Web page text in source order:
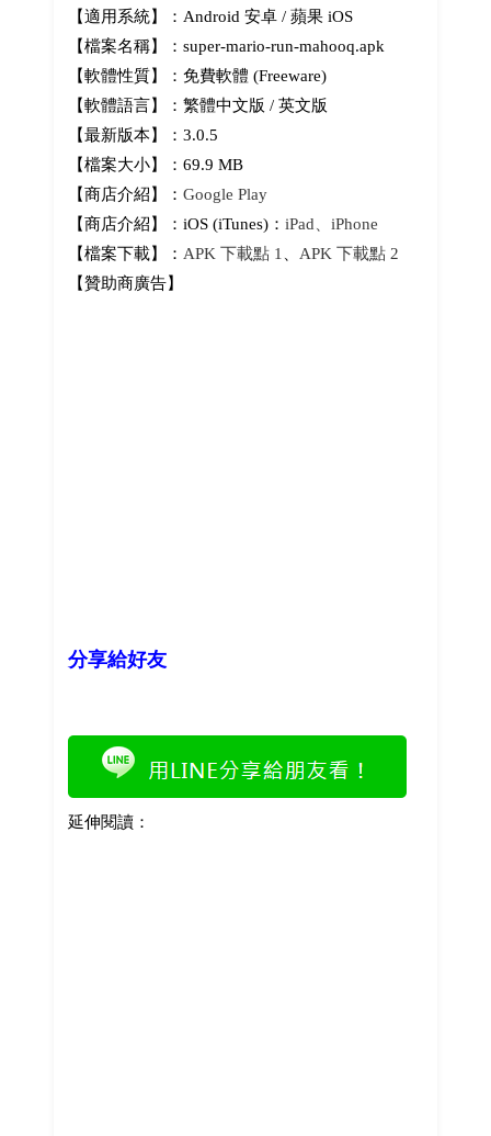
【適用系統】：Android 安卓 / 蘋果 iOS
【檔案名稱】：super-mario-run-mahooq.apk
【軟體性質】：免費軟體 (Freeware)
【軟體語言】：繁體中文版 / 英文版
【最新版本】：3.0.5
【檔案大小】：69.9 MB
【商店介紹】： Google Play
【商店介紹】：iOS (iTunes)： iPad、iPhone
【檔案下載】： APK 下載點 1、 APK 下載點 2
【贊助商廣告】
分享給好友
延伸閱讀：